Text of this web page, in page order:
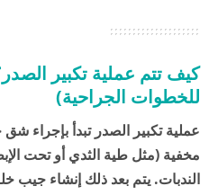
كيف تتم عملية تكبير
للخطوات الجراحية)
عملية تكبير الصدر تبدأ بإجراء
مخفية (مثل طية الثدي أو تحت
الندبات. يتم بعد ذلك إنشاء جيب